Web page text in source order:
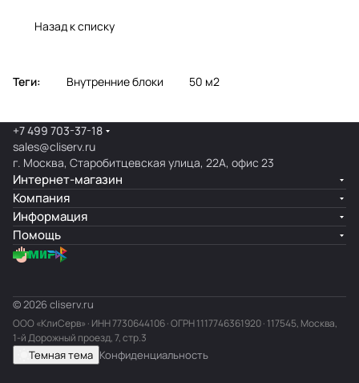
Назад к списку
Теги: Внутренние блоки 50 м2
+7 499 703-37-18
sales@cliserv.ru
г. Москва, Старобитцевская улица, 22А, офис 23
Интернет-магазин
Компания
Информация
Помощь
© 2026 cliserv.ru
ООО «КлиСерв» · ИНН7730644106· ОГРН 1117746361920 · 117545, Москва,
1-й Дорожный проезд, 7, стр.3
Темная тема Конфиденциальность